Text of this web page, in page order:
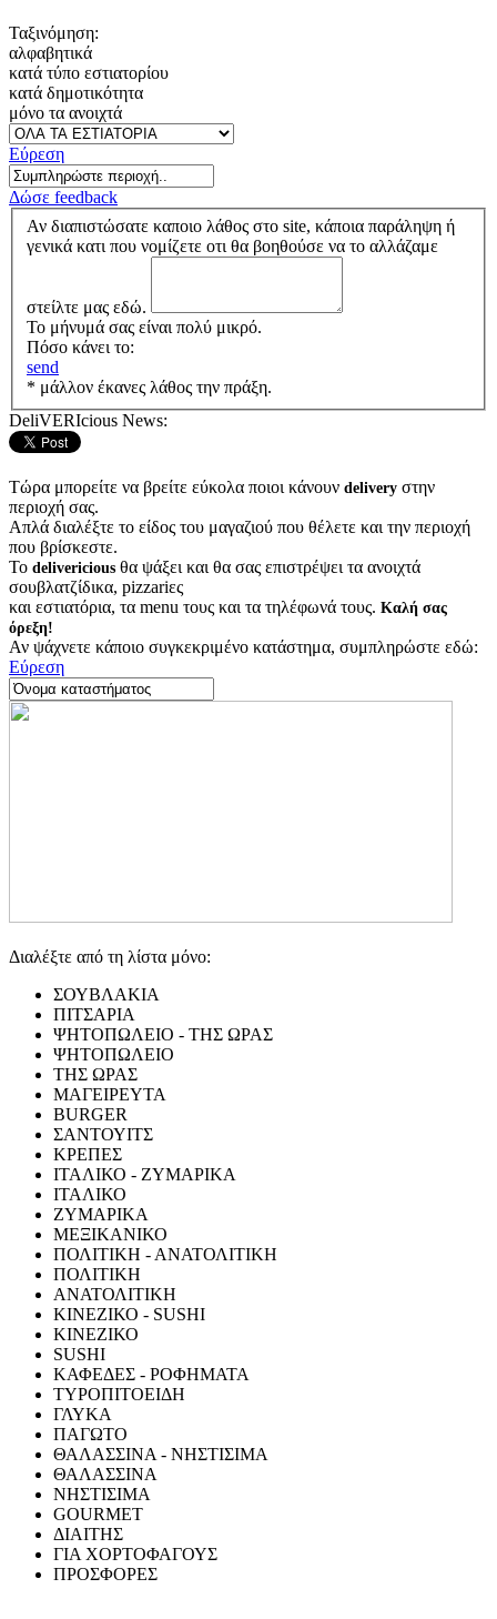
Ταξινόμηση:
αλφαβητικά
κατά τύπο εστιατορίου
κατά δημοτικότητα
μόνο τα ανοιχτά
Εύρεση
Δώσε feedback
Αν διαπιστώσατε καποιο λάθος στο site, κάποια παράληψη ή
γενικά κατι που νομίζετε οτι θα βοηθούσε να το αλλάζαμε
στείλτε μας εδώ.
Το μήνυμά σας είναι πολύ μικρό.
Πόσο κάνει το:
send
* μάλλον έκανες λάθος την πράξη.
DeliVERIcious News:
Τώρα μπορείτε να βρείτε εύκολα ποιοι κάνουν delivery στην
περιοχή σας.
Απλά διαλέξτε το είδος του μαγαζιού που θέλετε και την περιοχή
που βρίσκεστε.
Το delivericious θα ψάξει και θα σας επιστρέψει τα ανοιχτά
σουβλατζίδικα, pizzariες
και εστιατόρια, τα menu τους και τα τηλέφωνά τους. Καλή σας
όρεξη!
Αν ψάχνετε κάποιο συγκεκριμένο κατάστημα, συμπληρώστε εδώ:
Εύρεση
Διαλέξτε από τη λίστα μόνο:
ΣΟΥΒΛΑΚΙΑ
ΠΙΤΣΑΡΙΑ
ΨΗΤΟΠΩΛΕΙΟ - ΤΗΣ ΩΡΑΣ
ΨΗΤΟΠΩΛΕΙΟ
ΤΗΣ ΩΡΑΣ
ΜΑΓΕΙΡΕΥΤΑ
BURGER
ΣΑΝΤΟΥΙΤΣ
ΚΡΕΠΕΣ
ΙΤΑΛΙΚΟ - ΖΥΜΑΡΙΚΑ
ΙΤΑΛΙΚΟ
ΖΥΜΑΡΙΚΑ
ΜΕΞΙΚΑΝΙΚΟ
ΠΟΛΙΤΙΚΗ - ΑΝΑΤΟΛΙΤΙΚΗ
ΠΟΛΙΤΙΚΗ
ΑΝΑΤΟΛΙΤΙΚΗ
ΚΙΝΕΖΙΚΟ - SUSHI
ΚΙΝΕΖΙΚΟ
SUSHI
ΚΑΦΕΔΕΣ - ΡΟΦΗΜΑΤΑ
ΤΥΡΟΠΙΤΟΕΙΔΗ
ΓΛΥΚΑ
ΠΑΓΩΤΟ
ΘΑΛΑΣΣΙΝΑ - ΝΗΣΤΙΣΙΜΑ
ΘΑΛΑΣΣΙΝΑ
ΝΗΣΤΙΣΙΜΑ
GOURMET
ΔΙΑΙΤΗΣ
ΓΙΑ ΧΟΡΤΟΦΑΓΟΥΣ
ΠΡΟΣΦΟΡΕΣ